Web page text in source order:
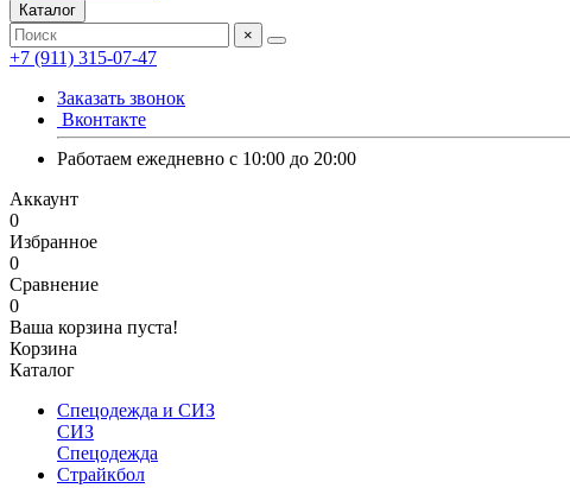
Каталог
×
+7 (911) 315-07-47
Заказать звонок
Вконтакте
Работаем ежедневно с 10:00 до 20:00
Аккаунт
0
Избранное
0
Сравнение
0
Ваша корзина пуста!
Корзина
Каталог
Спецодежда и СИЗ
СИЗ
Спецодежда
Страйкбол